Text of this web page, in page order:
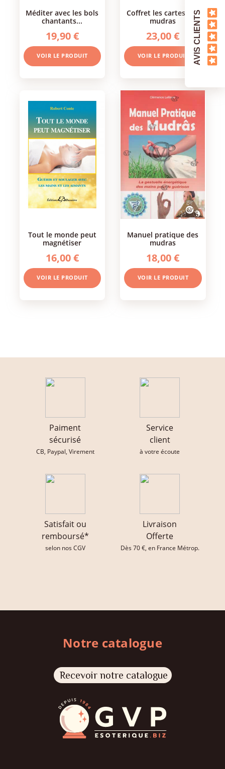
méditer avec les bols
chantants...
19,90 €
VOIR LE PRODUIT
coffret les cartes des
mudras
23,00 €
VOIR LE PRODUIT
tout le monde peut
magnétiser
16,00 €
VOIR LE PRODUIT
manuel pratique des
mudras
18,00 €
VOIR LE PRODUIT
Paiment
sécurisé
CB, Paypal, Virement
Service
client
à votre écoute
Satisfait ou
remboursé*
selon nos CGV
Livraison
Offerte
Dès 70 €, en France Métrop.
Notre catalogue
Recevoir notre catalogue
AVIS CLIENTS